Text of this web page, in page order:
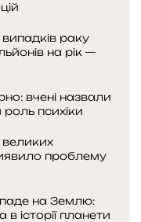
раку
на рік —
вчені назвали
психіки
проблему
на Землю:
історії планети